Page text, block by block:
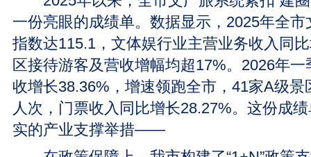
一份亮眼的成绩单。数据显示，2025年全
指数达115.1，文体娱行业主营业务收入同
区接待游客及营收增幅均超17%。2026年
收增长38.36%，增速领跑全市，41家A级景
人次，门票收入同比增长28.27%。这份成
实的产业支撑举措——